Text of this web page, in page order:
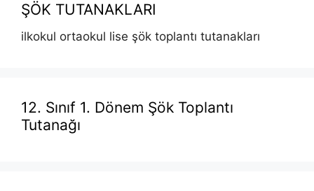
ŞÖK TUTANAKLARI
ilkokul ortaokul lise şök toplantı tutanakları
12. Sınıf 1. Dönem Şök Toplantı
Tutanağı